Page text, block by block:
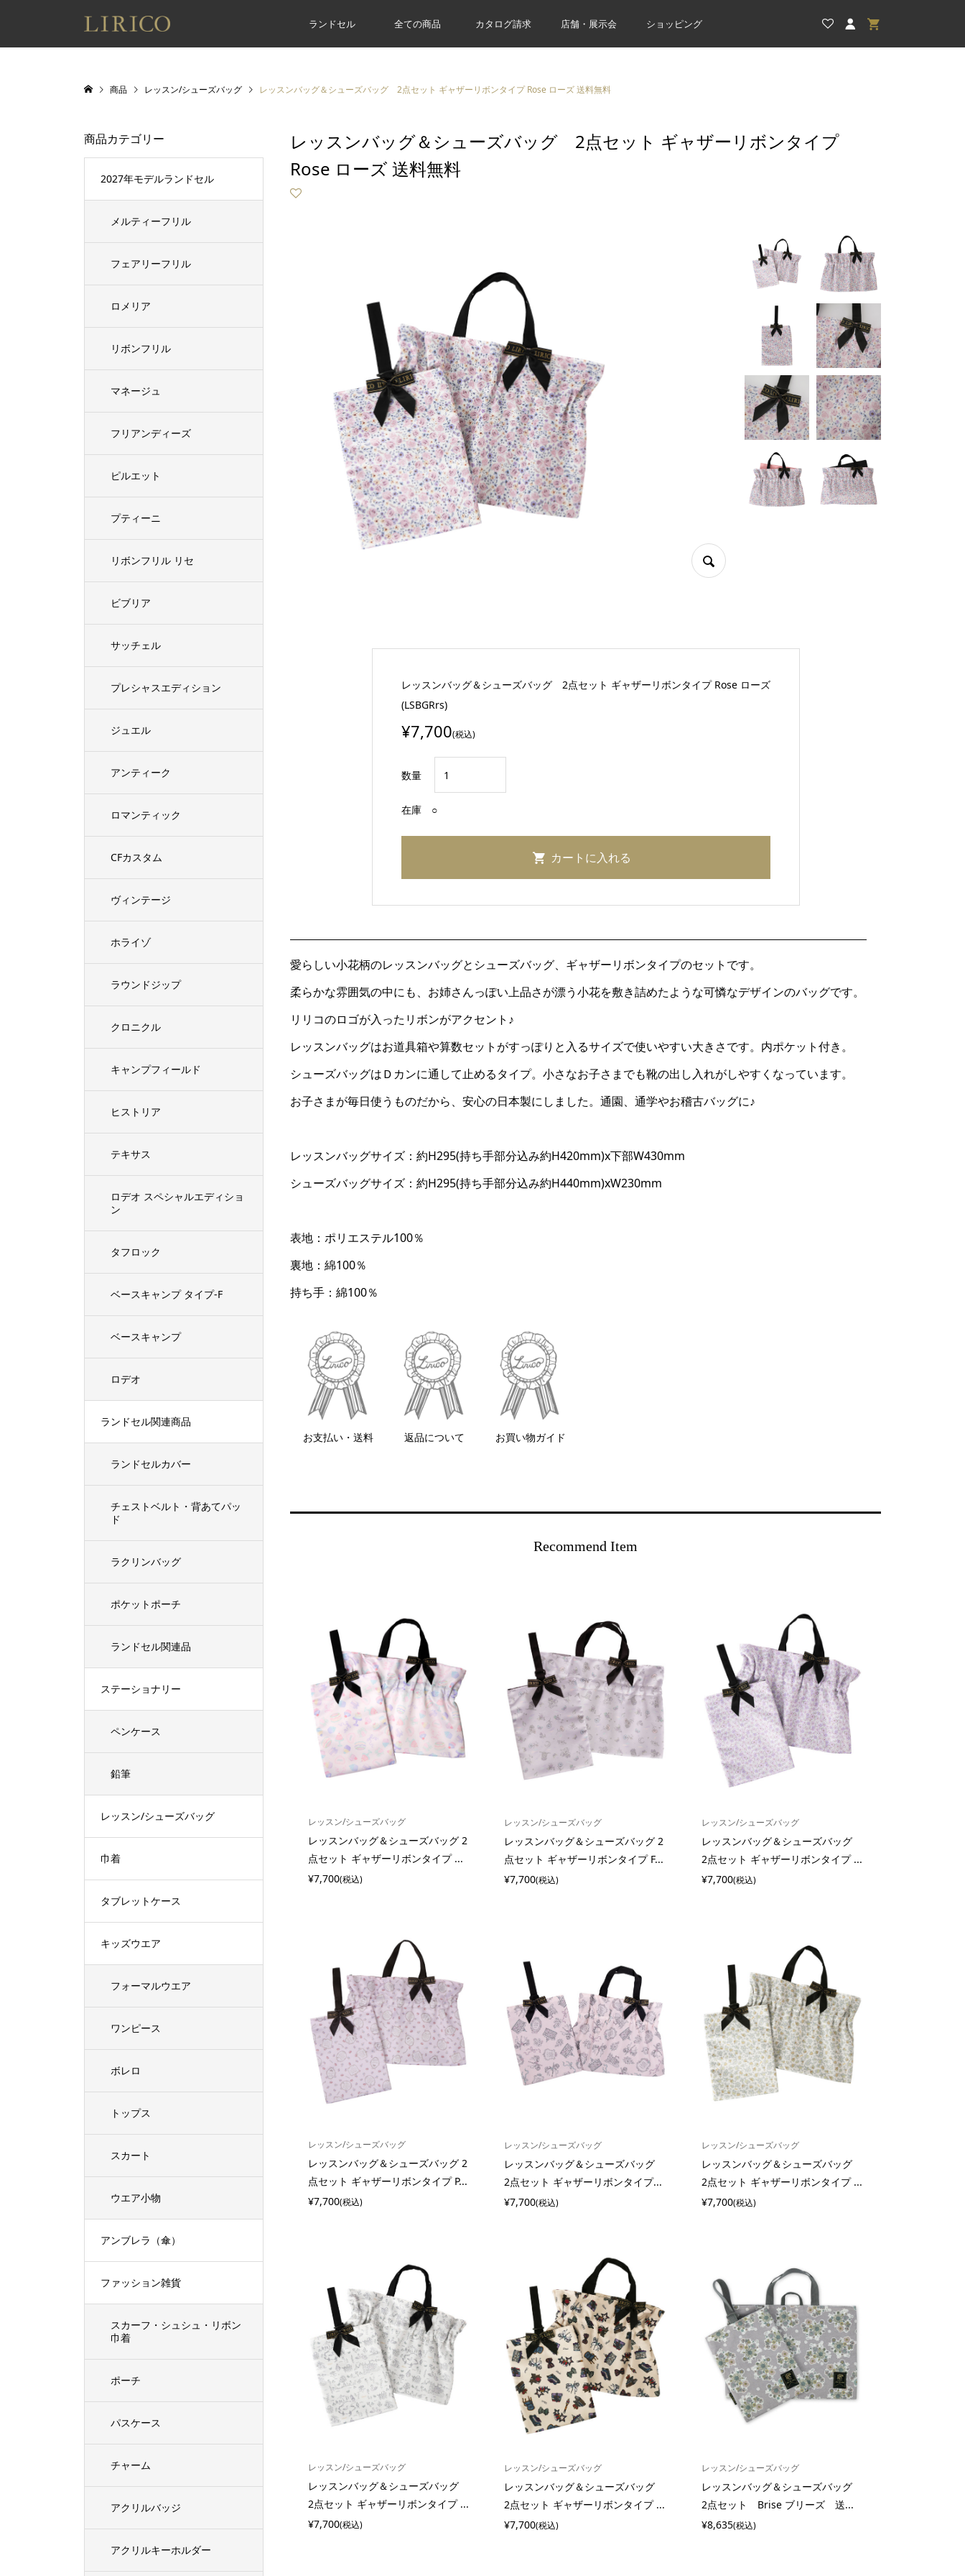
ランドセル 全ての商品 カタログ請求 店舗・展示会 ショッピング
商品 レッスン/シューズバッグ レッスンバッグ＆シューズバッグ 2点セット ギャザーリボンタイプ Rose ローズ 送料無料
レッスンバッグ＆シューズバッグ 2点セット ギャザーリボンタイプ
Rose ローズ 送料無料
愛らしい小花柄のレッスンバッグとシューズバッグ、ギャザーリボンタイプのセットです。
柔らかな雰囲気の中にも、お姉さんっぽい上品さが漂う小花を敷き詰めたような可憐なデザインのバッグです。
リリコのロゴが入ったリボンがアクセント♪
レッスンバッグはお道具箱や算数セットがすっぽりと入るサイズで使いやすい大きさです。内ポケット付き。
シューズバッグはＤカンに通して止めるタイプ。小さなお子さまでも靴の出し入れがしやすくなっています。
お子さまが毎日使うものだから、安心の日本製にしました。通園、通学やお稽古バッグに♪
レッスンバッグサイズ：約H295(持ち手部分込み約H420mm)x下部W430mm
シューズバッグサイズ：約H295(持ち手部分込み約H440mm)xW230mm
表地：ポリエステル100％
裏地：綿100％
持ち手：綿100％
お支払い・送料 返品について お買い物ガイド
レッスンバッグ＆シューズバッグ 2点セット ギャザーリボンタイプ Rose ローズ
(LSBGRrs)
¥7,700(税込)
数量
在庫 ○
Recommend Item
レッスン/シューズバッグ
レッスンバッグ＆シューズバッグ 2
点セット ギャザーリボンタイプ ...
¥7,700(税込)
レッスン/シューズバッグ
レッスンバッグ＆シューズバッグ 2
点セット ギャザーリボンタイプ F...
¥7,700(税込)
レッスン/シューズバッグ
レッスンバッグ＆シューズバッグ
2点セット ギャザーリボンタイプ ...
¥7,700(税込)
レッスン/シューズバッグ
レッスンバッグ＆シューズバッグ 2
点セット ギャザーリボンタイプ P...
¥7,700(税込)
レッスン/シューズバッグ
レッスンバッグ＆シューズバッグ
2点セット ギャザーリボンタイプ...
¥7,700(税込)
レッスン/シューズバッグ
レッスンバッグ＆シューズバッグ
2点セット ギャザーリボンタイプ ...
¥7,700(税込)
レッスン/シューズバッグ
レッスンバッグ＆シューズバッグ
2点セット ギャザーリボンタイプ ...
¥7,700(税込)
レッスン/シューズバッグ
レッスンバッグ＆シューズバッグ
2点セット ギャザーリボンタイプ ...
¥7,700(税込)
レッスン/シューズバッグ
レッスンバッグ＆シューズバッグ
2点セット Brise ブリーズ 送...
¥8,635(税込)
商品カテゴリー
2027年モデルランドセル
メルティーフリル
フェアリーフリル
ロメリア
リボンフリル
マネージュ
フリアンディーズ
ピルエット
プティーニ
リボンフリル リセ
ビブリア
サッチェル
プレシャスエディション
ジュエル
アンティーク
ロマンティック
CFカスタム
ヴィンテージ
ホライゾ
ラウンドジップ
クロニクル
キャンプフィールド
ヒストリア
テキサス
ロデオ スペシャルエディショ
ン
タフロック
ベースキャンプ タイプ-F
ベースキャンプ
ロデオ
ランドセル関連商品
ランドセルカバー
チェストベルト・背あてパッ
ド
ラクリンバッグ
ポケットポーチ
ランドセル関連品
ステーショナリー
ペンケース
鉛筆
レッスン/シューズバッグ
巾着
タブレットケース
キッズウエア
フォーマルウエア
ワンピース
ボレロ
トップス
スカート
ウエア小物
アンブレラ（傘）
ファッション雑貨
スカーフ・シュシュ・リボン
巾着
ポーチ
パスケース
チャーム
アクリルバッジ
アクリルキーホルダー